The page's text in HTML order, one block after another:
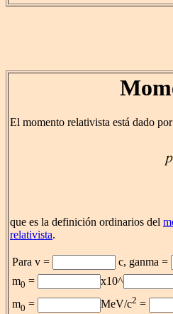
El momento relativista está dado por
que es la definición ordinarios del
relativista.
Para v = c, ganma =
m0 = x10^
m0 = MeV/c2 =